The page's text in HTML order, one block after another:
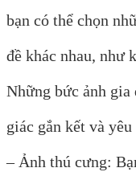
bạn có thể chọn
đề khác nhau, như
Những bức ảnh gia
giác gắn kết và
– Ảnh thú cưng: